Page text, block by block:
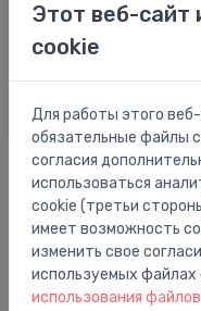
содержать
Поделиться:
Описание
Hansgrohe iВox,
Этот веб-сайт
cookie
Для работы этого
обязательные файлы
согласия
использоваться
cookie (третьи
имеет возможность
изменить свое
используемых файлах
использования